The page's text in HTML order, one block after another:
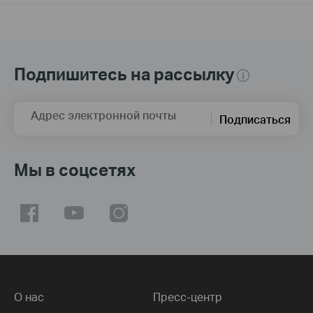
Подпишитесь на рассылку
Адрес электронной почты Подписаться
Мы в соцсетях
О нас Пресс-центр